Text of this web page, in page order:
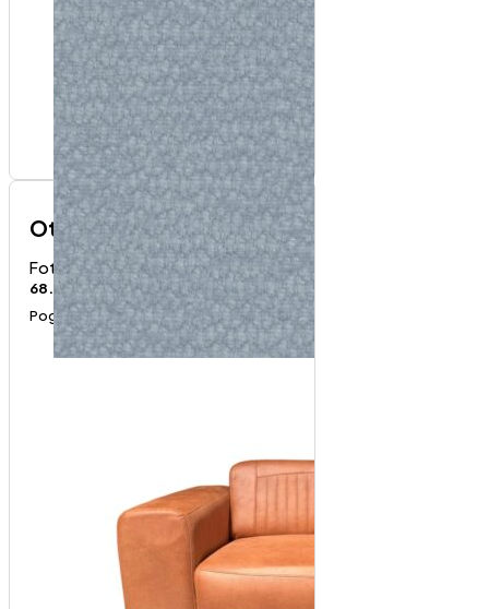
Otisus fotelja
Fotelje
68.000RSD
Pogledaj proizvod